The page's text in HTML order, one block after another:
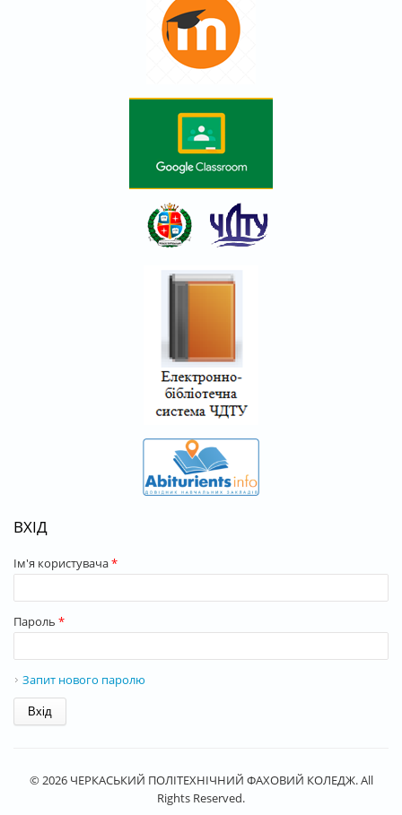
ВХІД
Ім'я користувача*
Пароль *
Запит нового паролю
© 2026 ЧЕРКАСЬКИЙ ПОЛІТЕХНІЧНИЙ ФАХОВИЙ КОЛЕДЖ. All
Rights Reserved.